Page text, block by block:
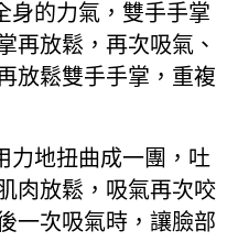
身的力氣，雙手手掌
再放鬆，再次吸氣、
放鬆雙手手掌，重複
力地扭曲成一團，吐
肉放鬆，吸氣再次咬
一次吸氣時，讓臉部